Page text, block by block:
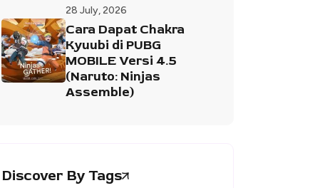
28 July, 2026
Cara Dapat Chakra
Kyuubi di PUBG
MOBILE Versi 4.5
(Naruto: Ninjas
Assemble)
Discover By Tags